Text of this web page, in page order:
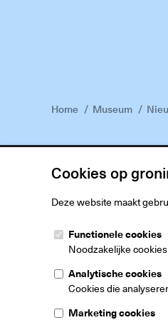
Cookies op
Deze website maakt
Functionele cookies
Noodzakelijke
Analytische cookies
Cookies die
Marketing cookies
Home Museum